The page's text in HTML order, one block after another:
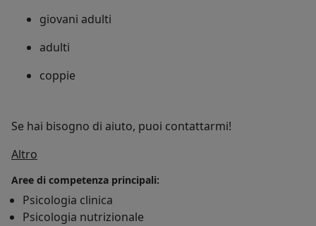
giovani adulti
adulti
coppie
Se hai bisogno di aiuto, puoi contattarmi!
Altro
Aree di competenza principali:
Psicologia clinica
Psicologia nutrizionale